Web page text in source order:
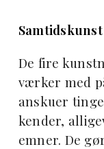
Samtidskunst
De fire
værker med
anskuer
kender,
emner. De